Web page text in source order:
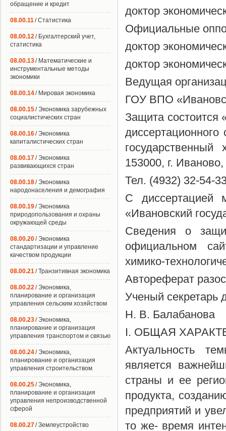
доктор
Официальные
доктор
доктор
Ведущая
ГОУ ВПО
Защита состоится
государственный
153000, г.
Тел. (4932) 32-54-
С диссертацией
«Ивановский
Сведения о
официальном
химико-
Автореферат
Ученый секретарь
Н. В. Балабанова
I. ОБЩАЯ
Актуальность
является
страны и ее
продукта,
предприятий и
то же- время
обращение и кредит
08.00.11/ Статистика
08.00.12/ Бухгалтерский учет,
статистика
08.00.13/ Математические и
инструментальные методы
экономики
08.00.14/ Мировая экономика
08.00.15/ Экономика зарубежных
социалистических стран
08.00.16/ Экономика
капиталистических стран
08.00.17/ Экономика
развивающихся стран
08.00.18/ Экономика
народонаселения и демография
08.00.19/ Экономика
природопользования и охраны
окружающей среды
08.00.20/ Экономика
стандартизации и управление
качеством продукции
08.00.21/ Транзитивная экономика
08.00.22/ Экономика,
планирование и организация
управления сельским хозяйством
08.00.23/ Экономика,
планирование и организация
управления транспортом и связью
08.00.24/ Экономика,
планирование и организация
управления строительством
08.00.25/ Экономика,
планирование и организация
управления непроизводственной
сферой
08.00.27/ Землеустройство